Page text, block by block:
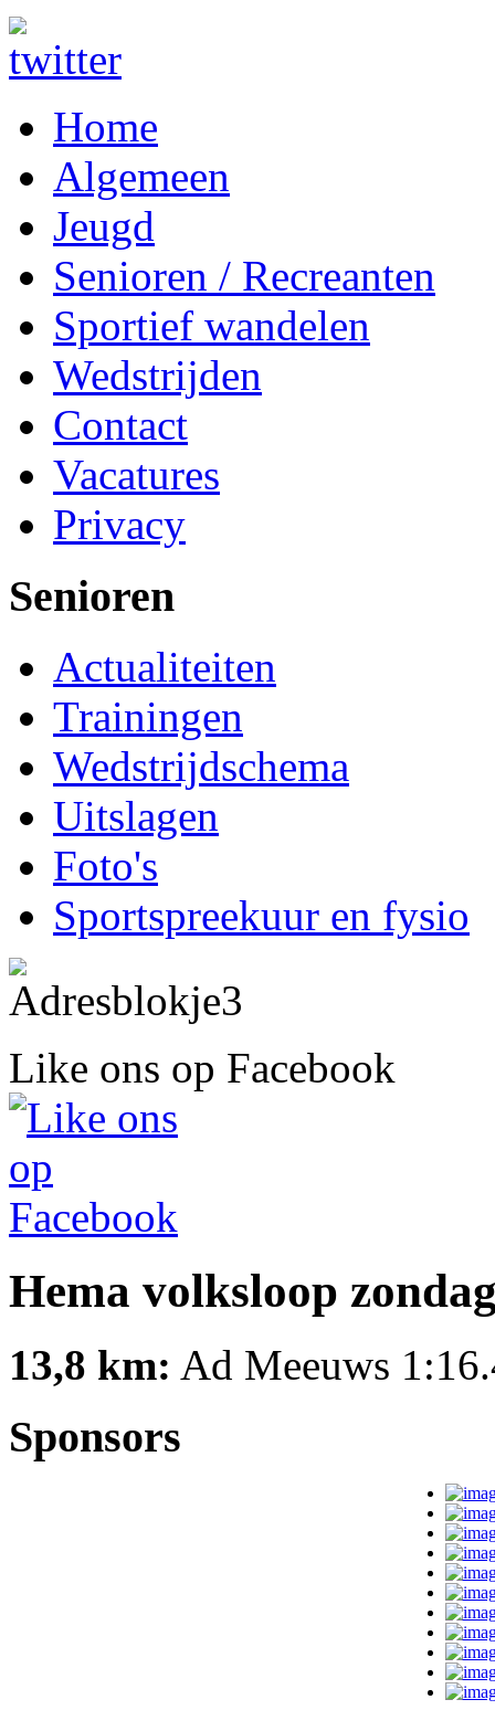
Home
Algemeen
Jeugd
Senioren / Recreanten
Sportief wandelen
Wedstrijden
Contact
Vacatures
Privacy
Senioren
Actualiteiten
Trainingen
Wedstrijdschema
Uitslagen
Foto's
Sportspreekuur en fysio
Like ons op Facebook
Hema volksloop
13,8 km: Ad Meeuws
Sponsors